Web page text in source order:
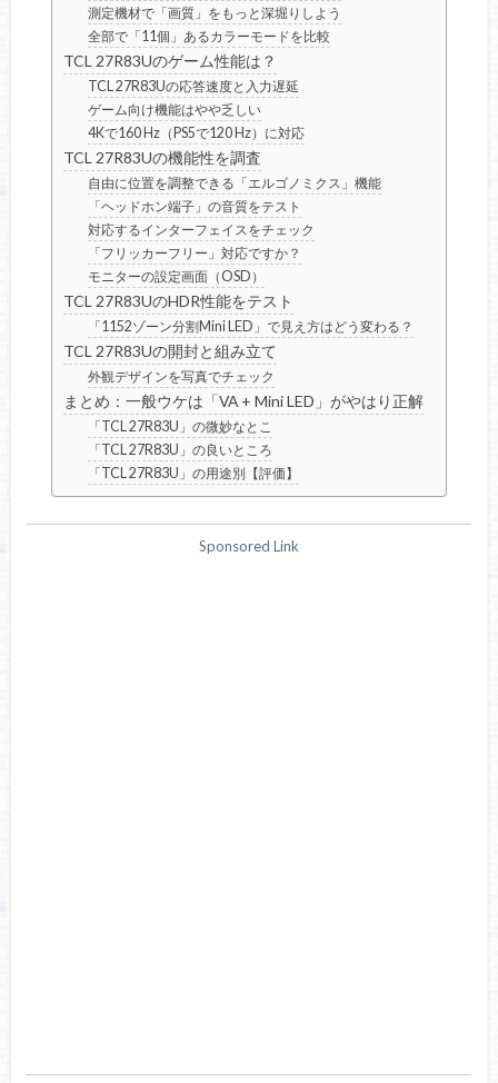
測定機材で「画質」をもっと深堀りしよう
全部で「11個」あるカラーモードを比較
TCL 27R83Uのゲーム性能は？
TCL 27R83Uの応答速度と入力遅延
ゲーム向け機能はやや乏しい
4Kで160 Hz（PS5で120 Hz）に対応
TCL 27R83Uの機能性を調査
自由に位置を調整できる「エルゴノミクス」機能
「ヘッドホン端子」の音質をテスト
対応するインターフェイスをチェック
「フリッカーフリー」対応ですか？
モニターの設定画面（OSD）
TCL 27R83UのHDR性能をテスト
「1152ゾーン分割Mini LED」で見え方はどう変わる？
TCL 27R83Uの開封と組み立て
外観デザインを写真でチェック
まとめ：一般ウケは「VA + Mini LED」がやはり正解
「TCL 27R83U」の微妙なとこ
「TCL 27R83U」の良いところ
「TCL 27R83U」の用途別【評価】
Sponsored Link